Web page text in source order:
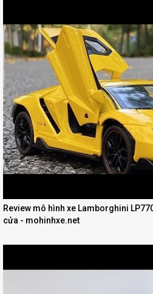
Review mô hình xe Lamborghini
cửa - mohinhxe.net